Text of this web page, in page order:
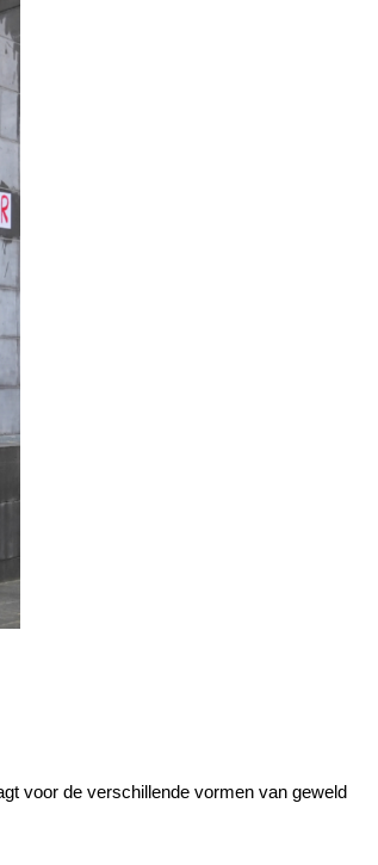
voor de verschillende vormen van geweld